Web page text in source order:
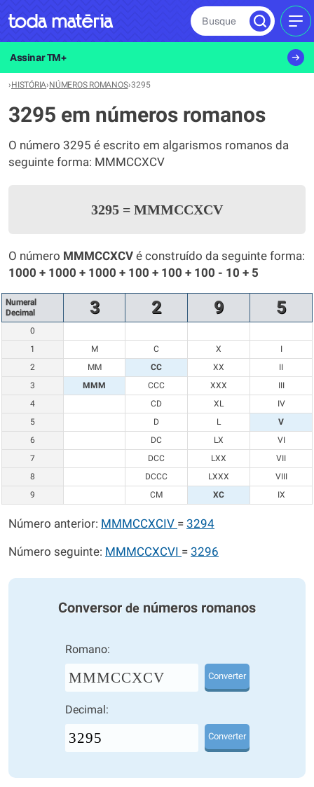
Busque
Assinar TM+
›HISTÓRIA›NÚMEROS ROMANOS›3295
3295 em números romanos
O número 3295 é escrito em algarismos romanos da
seguinte forma: MMMCCXCV
3295 = MMMCCXCV
O número MMMCCXCV é construído da seguinte forma:
1000 + 1000 + 1000 + 100 + 100 + 100 - 10 + 5
Numeral
Decimal
3 2 9 5
0
1
M C X
I
2
MM CC XX
II
3
MMM CCC XXX
III
4
CD XL
IV
5
D L
V
6
DC LX
VI
7
DCC LXX
VII
8
DCCC LXXX
VIII
9
CM XC IX
Número anterior: MMMCCXCIV = 3294
Número seguinte: MMMCCXCVI = 3296
Conversor de números romanos
Romano:
MMMCCXCV Converter
Decimal:
Converter